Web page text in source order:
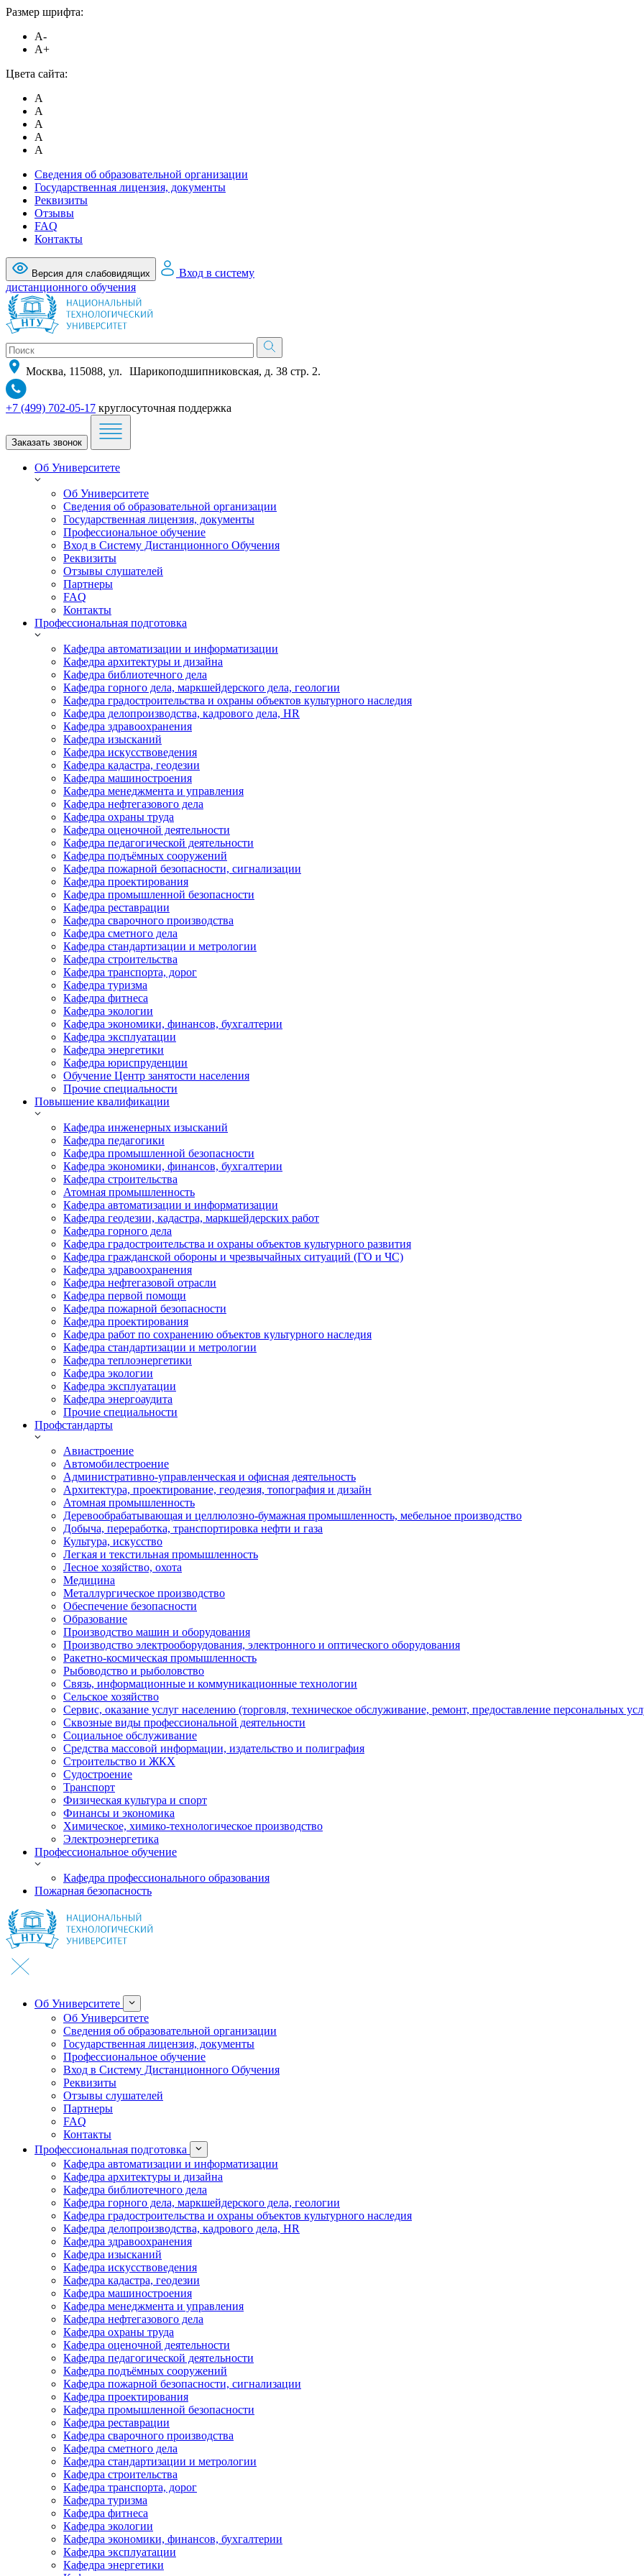
Размер шрифта:
A-
A+
Цвета сайта:
A
A
A
A
A
Сведения об образовательной организации
Государственная лицензия, документы
Реквизиты
Отзывы
FAQ
Контакты
Версия для слабовидящих
Вход в систему
дистанционного обучения
Москва, 115088, ул. Шарикоподшипниковская, д. 38 стр. 2.
+7 (499) 702-05-17 круглосуточная поддержка
Заказать звонок
Об Университете
Об Университете
Сведения об образовательной организации
Государственная лицензия, документы
Профессиональное обучение
Вход в Систему Дистанционного Обучения
Реквизиты
Отзывы слушателей
Партнеры
FAQ
Контакты
Профессиональная подготовка
Кафедра автоматизации и информатизации
Кафедра архитектуры и дизайна
Кафедра библиотечного дела
Кафедра горного дела, маркшейдерского дела, геологии
Кафедра градостроительства и охраны объектов культурного наследия
Кафедра делопроизводства, кадрового дела, HR
Кафедра здравоохранения
Кафедра изысканий
Кафедра искусствоведения
Кафедра кадастра, геодезии
Кафедра машиностроения
Кафедра менеджмента и управления
Кафедра нефтегазового дела
Кафедра охраны труда
Кафедра оценочной деятельности
Кафедра педагогической деятельности
Кафедра подъёмных сооружений
Кафедра пожарной безопасности, сигнализации
Кафедра проектирования
Кафедра промышленной безопасности
Кафедра реставрации
Кафедра сварочного производства
Кафедра сметного дела
Кафедра стандартизации и метрологии
Кафедра строительства
Кафедра транспорта, дорог
Кафедра туризма
Кафедра фитнеса
Кафедра экологии
Кафедра экономики, финансов, бухгалтерии
Кафедра эксплуатации
Кафедра энергетики
Кафедра юриспруденции
Обучение Центр занятости населения
Прочие специальности
Повышение квалификации
Кафедра инженерных изысканий
Кафедра педагогики
Кафедра промышленной безопасности
Кафедра экономики, финансов, бухгалтерии
Кафедра строительства
Атомная промышленность
Кафедра автоматизации и информатизации
Кафедра геодезии, кадастра, маркшейдерских работ
Кафедра горного дела
Кафедра градостроительства и охраны объектов культурного развития
Кафедра гражданской обороны и чрезвычайных ситуаций (ГО и ЧС)
Кафедра здравоохранения
Кафедра нефтегазовой отрасли
Кафедра первой помощи
Кафедра пожарной безопасности
Кафедра проектирования
Кафедра работ по сохранению объектов культурного наследия
Кафедра стандартизации и метрологии
Кафедра теплоэнергетики
Кафедра экологии
Кафедра эксплуатации
Кафедра энергоаудита
Прочие специальности
Профстандарты
Авиастроение
Автомобилестроение
Административно-управленческая и офисная деятельность
Архитектура, проектирование, геодезия, топография и дизайн
Атомная промышленность
Деревообрабатывающая и целлюлозно-бумажная промышленность, мебельное производство
Добыча, переработка, транспортировка нефти и газа
Культура, искусство
Легкая и текстильная промышленность
Лесное хозяйство, охота
Медицина
Металлургическое производство
Обеспечение безопасности
Образование
Производство машин и оборудования
Производство электрооборудования, электронного и оптического оборудования
Ракетно-космическая промышленность
Рыбоводство и рыболовство
Связь, информационные и коммуникационные технологии
Сельское хозяйство
Сервис, оказание услуг населению (торговля, техническое обслуживание, ремонт, предоставление персональных
Сквозные виды профессиональной деятельности
Социальное обслуживание
Средства массовой информации, издательство и полиграфия
Строительство и ЖКХ
Судостроение
Транспорт
Физическая культура и спорт
Финансы и экономика
Химическое, химико-технологическое производство
Электроэнергетика
Профессиональное обучение
Кафедра профессионального образования
Пожарная безопасность
Об Университете
Об Университете
Сведения об образовательной организации
Государственная лицензия, документы
Профессиональное обучение
Вход в Систему Дистанционного Обучения
Реквизиты
Отзывы слушателей
Партнеры
FAQ
Контакты
Профессиональная подготовка
Кафедра автоматизации и информатизации
Кафедра архитектуры и дизайна
Кафедра библиотечного дела
Кафедра горного дела, маркшейдерского дела, геологии
Кафедра градостроительства и охраны объектов культурного наследия
Кафедра делопроизводства, кадрового дела, HR
Кафедра здравоохранения
Кафедра изысканий
Кафедра искусствоведения
Кафедра кадастра, геодезии
Кафедра машиностроения
Кафедра менеджмента и управления
Кафедра нефтегазового дела
Кафедра охраны труда
Кафедра оценочной деятельности
Кафедра педагогической деятельности
Кафедра подъёмных сооружений
Кафедра пожарной безопасности, сигнализации
Кафедра проектирования
Кафедра промышленной безопасности
Кафедра реставрации
Кафедра сварочного производства
Кафедра сметного дела
Кафедра стандартизации и метрологии
Кафедра строительства
Кафедра транспорта, дорог
Кафедра туризма
Кафедра фитнеса
Кафедра экологии
Кафедра экономики, финансов, бухгалтерии
Кафедра эксплуатации
Кафедра энергетики